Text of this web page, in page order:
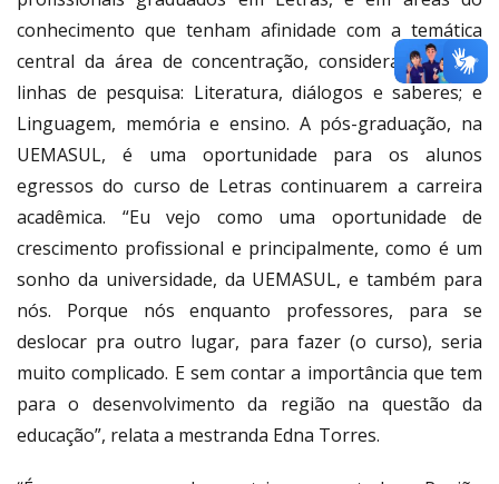
conhecimento que tenham afinidade com a temática
central da área de concentração, considerando duas
linhas de pesquisa: Literatura, diálogos e saberes; e
Linguagem, memória e ensino. A pós-graduação, na
UEMASUL, é uma oportunidade para os alunos
egressos do curso de Letras continuarem a carreira
acadêmica. “Eu vejo como uma oportunidade de
crescimento profissional e principalmente, como é um
sonho da universidade, da UEMASUL, e também para
nós. Porque nós enquanto professores, para se
deslocar pra outro lugar, para fazer (o curso), seria
muito complicado. E sem contar a importância que tem
para o desenvolvimento da região na questão da
educação”, relata a mestranda Edna Torres.